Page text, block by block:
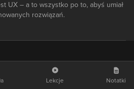
UX – a to wszystko po to, abyś umiał
rozwiązań.
Lekcje Notatki